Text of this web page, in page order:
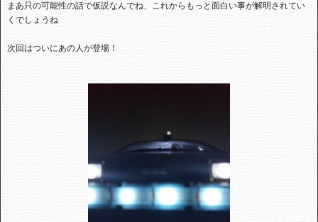
まあ只の可能性の話で仮説なんでね、これからもっと面白い事が解明されてい
くでしょうね
次回はついにあの人が登場！